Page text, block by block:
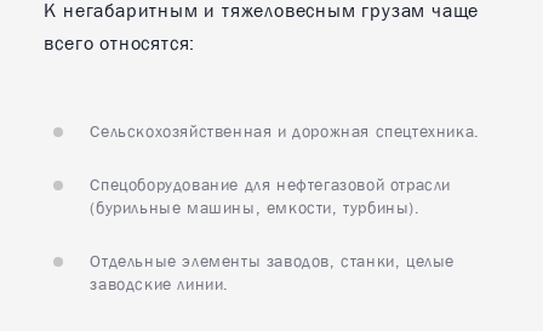
К негабаритным и тяжеловесным грузам чаще
всего относятся:
Сельскохозяйственная и дорожная спецтехника.
Спецоборудование для нефтегазовой отрасли
(бурильные машины, емкости, турбины).
Отдельные элементы заводов, станки, целые
заводские линии.